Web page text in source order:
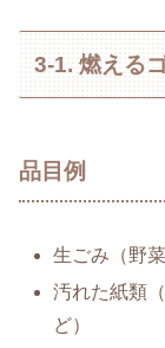
3-1. 燃える
品目例
生ごみ（野
汚れた紙類
ど）